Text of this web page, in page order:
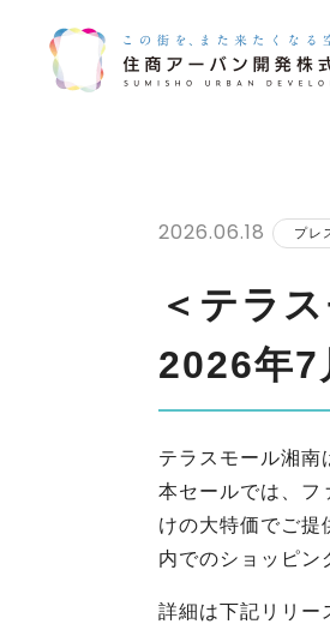
2026.06.18 プレ
＜テラ
2026年7
テラスモール湘南
本セールでは、フ
けの大特価でご提
内でのショッピン
詳細は下記リリー